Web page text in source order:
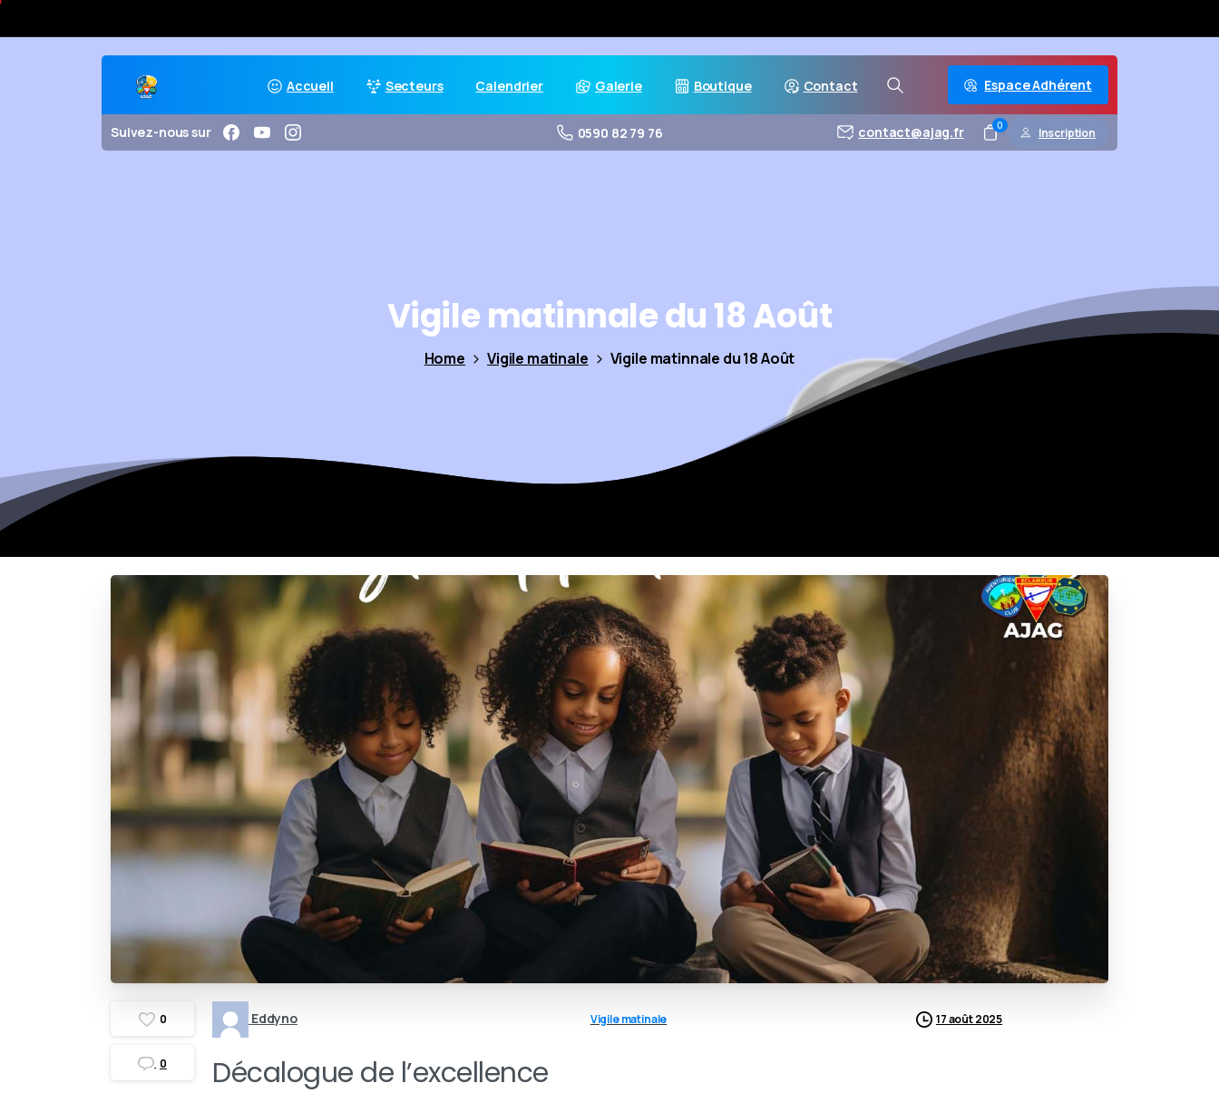
Accueil Secteurs Calendrier Galerie Boutique Contact Espace Adhérent
Suivez-nous sur 0590 82 79 76 contact@ajag.fr 0 Inscription
Vigilematinnaledu18Août
Home Vigile matinale Vigile matinnale du 18 Août
0
0
Eddyno Vigile matinale 17 août 2025
Décalogue de l’excellence